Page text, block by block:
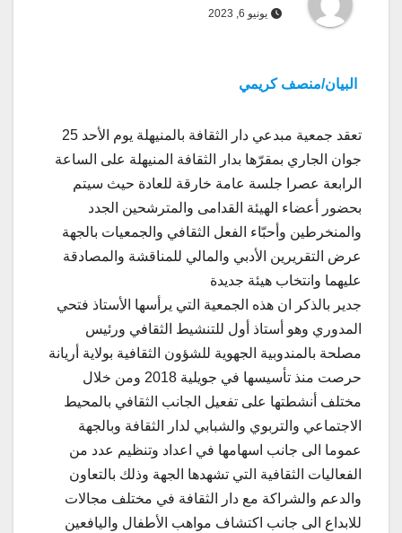
يونيو 6, 2023
البيان/منصف كريمي
تعقد جمعية مبدعي دار الثقافة بالمنيهلة يوم الأحد 25
جوان الجاري بمقرّها بدار الثقافة المنيهلة على الساعة
الرابعة عصرا جلسة عامة خارقة للعادة حيث سيتم
بحضور أعضاء الهيئة القدامى والمترشحين الجدد
والمنخرطين وأحبّاء الفعل الثقافي والجمعيات بالجهة
عرض التقريرين الأدبي والمالي للمناقشة والمصادقة
عليهما وانتخاب هيئة جديدة
جدير بالذكر ان هذه الجمعية التي يرأسها الأستاذ فتحي
المدوري وهو أستاذ أول للتنشيط الثقافي ورئيس
مصلحة بالمندوبية الجهوية للشؤون الثقافية بولاية أريانة
حرصت منذ تأسيسها في جويلية 2018 ومن خلال
مختلف أنشطتها على تفعيل الجانب الثقافي بالمحيط
الاجتماعي والتربوي والشبابي لدار الثقافة وبالجهة
عموما الى جانب اسهامها في اعداد وتنظيم عدد من
الفعاليات الثقافية التي تشهدها الجهة وذلك بالتعاون
والدعم والشراكة مع دار الثقافة في مختلف مجالات
للابداع الى جانب اكتشاف مواهب الأطفال واليافعين